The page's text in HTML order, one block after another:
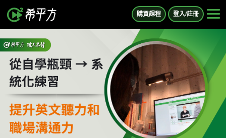
購買課程 登入/註冊